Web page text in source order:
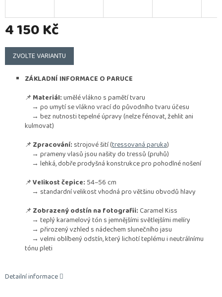
4 150 Kč
Měrná
cena:
ZVOLTE VARIANTU
ZÁKLADNÍ INFORMACE O PARUCE
📌Materiál:umělé vlákno s pamětí tvaru
→ po umytí se vlákno vrací do původního tvaru účesu
→ bez nutnosti tepelné úpravy (nelze fénovat, žehlit ani
kulmovat)
📌Zpracování: strojové šití (tressovaná paruka)
→ prameny vlasů jsou našity do tressů (pruhů)
→ lehká, dobře prodyšná konstrukce pro pohodlné nošení
📌Velikost čepice: 54–56 cm
→ standardní velikost vhodná pro většinu obvodů hlavy
📌Zobrazený odstín na fotografii: Caramel Kiss
→ teplý karamelový tón s jemnějšími světlejšími melíry
→ přirozený vzhled s nádechem slunečního jasu
→ velmi oblíbený odstín, který lichotí teplému i neutrálnímu
tónu pleti
Detailní informace